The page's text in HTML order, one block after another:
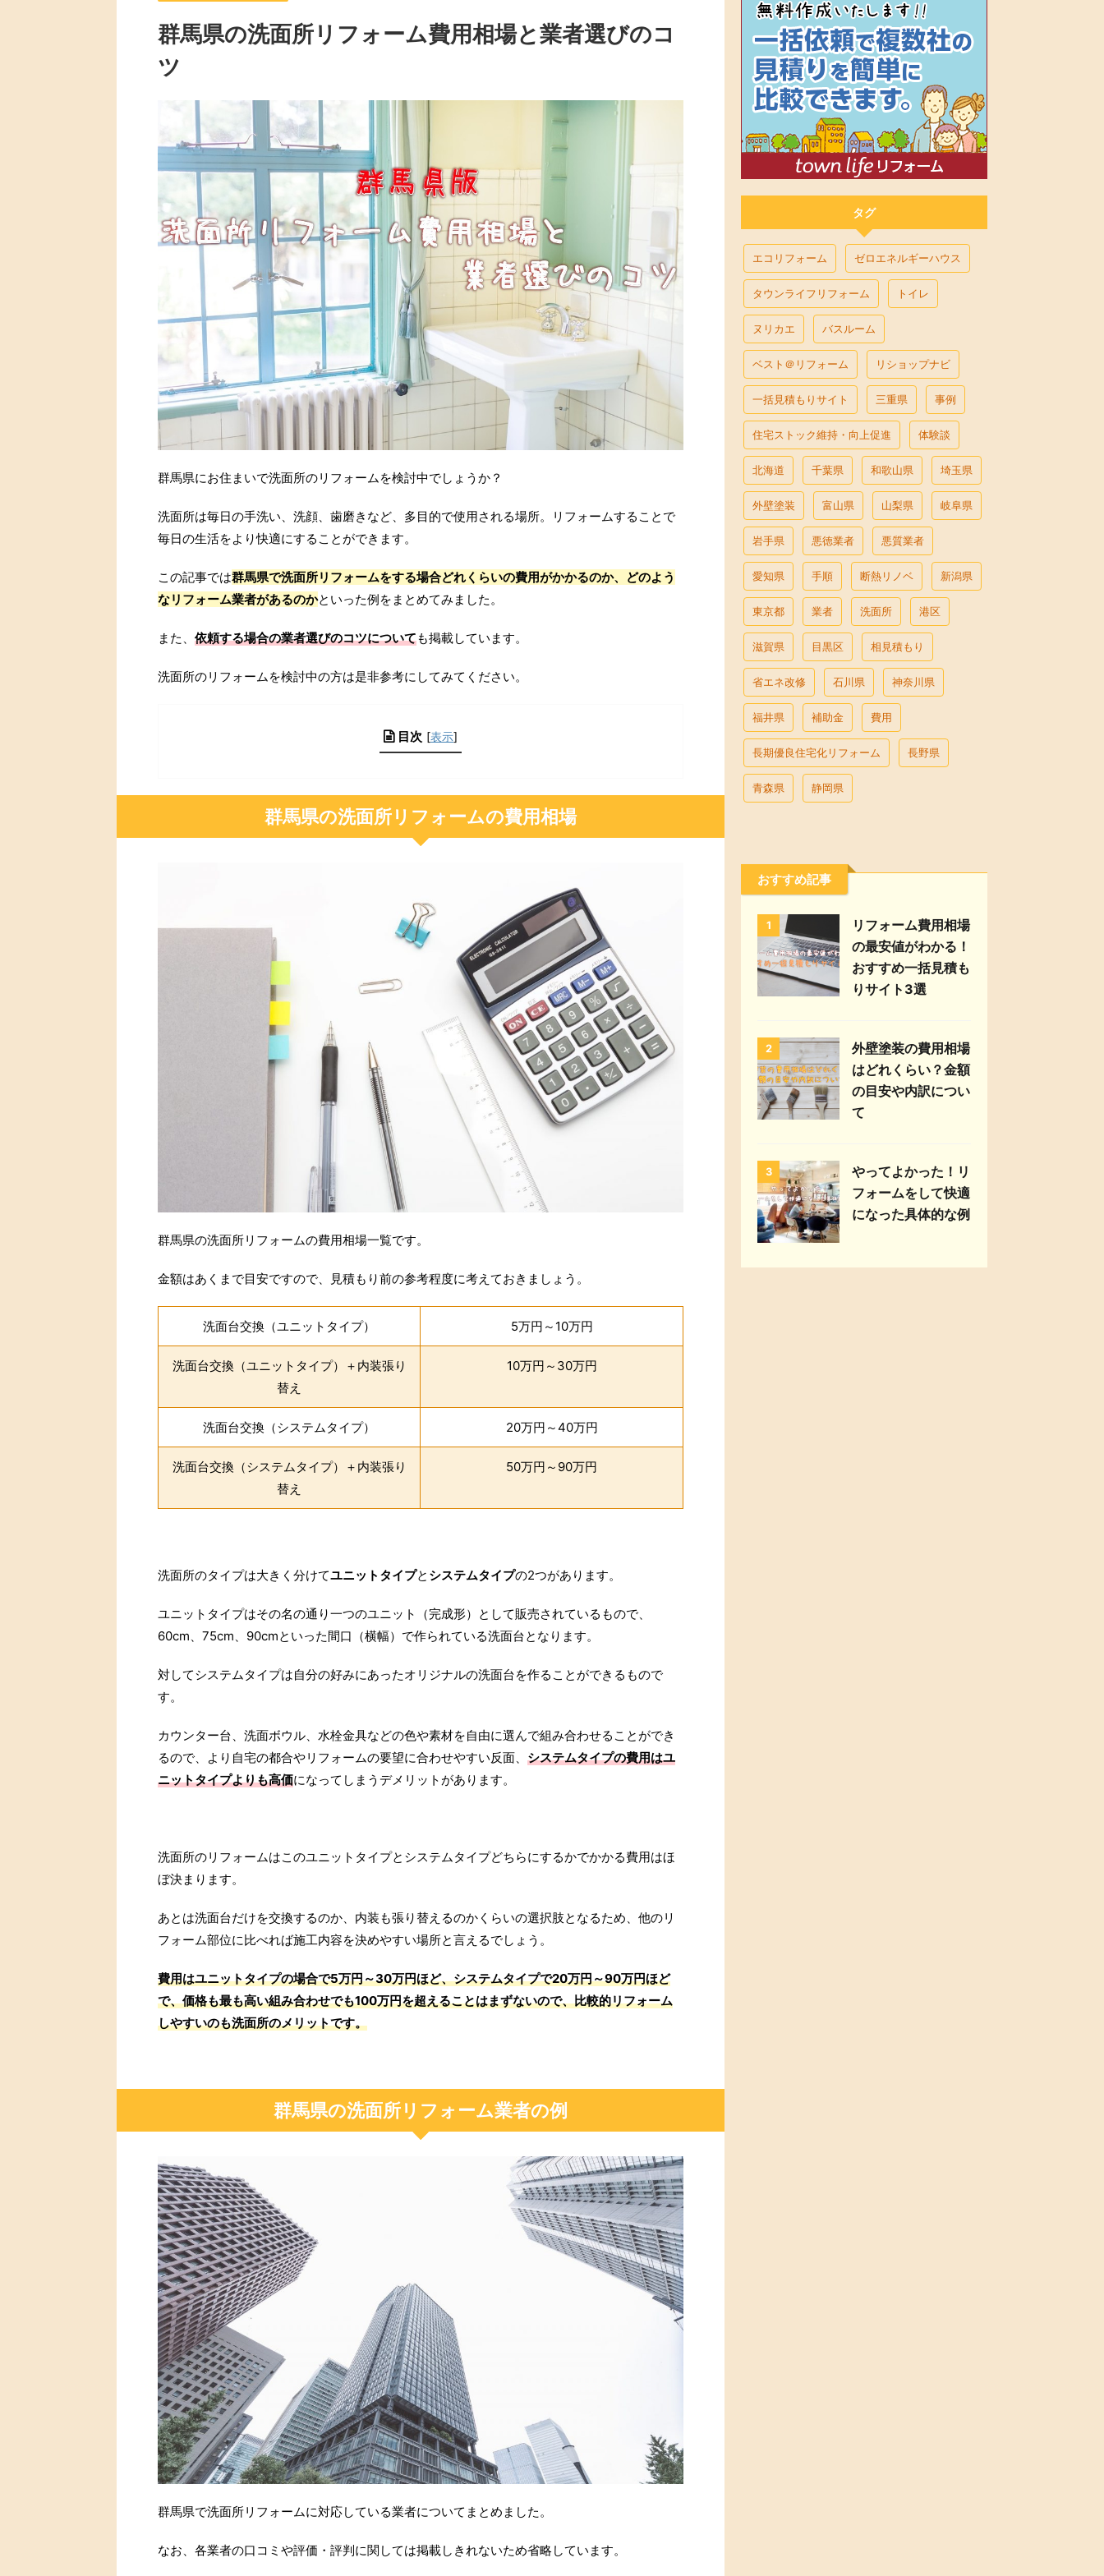
群馬県の洗面所リフォーム費用相場と業者選びのコ
ツ
群馬県にお住まいで洗面所のリフォームを検討中でしょうか？
洗面所は毎日の手洗い、洗顔、歯磨きなど、多目的で使用される場所。リフォームすることで
毎日の生活をより快適にすることができます。
この記事では群馬県で洗面所リフォームをする場合どれくらいの費用がかかるのか、どのよう
なリフォーム業者があるのかといった例をまとめてみました。
また、 依頼する場合の業者選びのコツについても掲載しています。
洗面所のリフォームを検討中の方は是非参考にしてみてください。
目次 [表示]
群馬県の洗面所リフォームの費用相場
群馬県の洗面所リフォームの費用相場一覧です。
金額はあくまで目安ですので、見積もり前の参考程度に考えておきましょう。
洗面台交換（ユニットタイプ） 5万円～10万円
洗面台交換（ユニットタイプ）＋内装張り
替え
10万円～30万円
洗面台交換（システムタイプ） 20万円～40万円
洗面台交換（システムタイプ）＋内装張り
替え
50万円～90万円
洗面所のタイプは大きく分けてユニットタイプと システムタイプの2つがあります。
ユニットタイプはその名の通り一つのユニット（完成形）として販売されているもので、
60cm、75cm、90cmといった間口（横幅）で作られている洗面台となります。
対してシステムタイプは自分の好みにあったオリジナルの洗面台を作ることができるもので
す。
カウンター台、洗面ボウル、水栓金具などの色や素材を自由に選んで組み合わせることができ
るので、より自宅の都合やリフォームの要望に合わせやすい反面、 システムタイプの費用はユ
ニットタイプよりも高価になってしまうデメリットがあります。
洗面所のリフォームはこのユニットタイプとシステムタイプどちらにするかでかかる費用はほ
ぼ決まります。
あとは洗面台だけを交換するのか、内装も張り替えるのかくらいの選択肢となるため、他のリ
フォーム部位に比べれば施工内容を決めやすい場所と言えるでしょう。
費用はユニットタイプの場合で5万円～30万円ほど、システムタイプで20万円～90万円ほど
で、価格も最も高い組み合わせでも100万円を超えることはまずないので、比較的リフォーム
しやすいのも洗面所のメリットです。
群馬県の洗面所リフォーム業者の例
群馬県で洗面所リフォームに対応している業者についてまとめました。
なお、各業者の口コミや評価・評判に関しては掲載しきれないため省略しています。
タグ
エコリフォーム ゼロエネルギーハウス
タウンライフリフォーム トイレ
ヌリカエ バスルーム
ベスト＠リフォーム リショップナビ
一括見積もりサイト 三重県 事例
住宅ストック維持・向上促進 体験談
北海道 千葉県 和歌山県 埼玉県
外壁塗装 富山県 山梨県 岐阜県
岩手県 悪徳業者 悪質業者
愛知県 手順 断熱リノベ 新潟県
東京都 業者 洗面所 港区
滋賀県 目黒区 相見積もり
省エネ改修 石川県 神奈川県
福井県 補助金 費用
長期優良住宅化リフォーム 長野県
青森県 静岡県
おすすめ記事
1
リフォーム費用相場
の最安値がわかる！
おすすめ一括見積も
りサイト3選
2
外壁塗装の費用相場
はどれくらい？金額
の目安や内訳につい
て
3
やってよかった！リ
フォームをして快適
になった具体的な例